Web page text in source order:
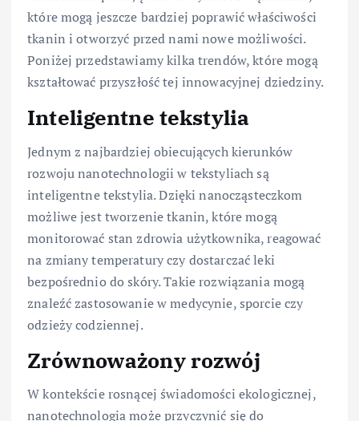
które mogą jeszcze bardziej poprawić właściwości
tkanin i otworzyć przed nami nowe możliwości.
Poniżej przedstawiamy kilka trendów, które mogą
kształtować przyszłość tej innowacyjnej dziedziny.
Inteligentne tekstylia
Jednym z najbardziej obiecujących kierunków
rozwoju nanotechnologii w tekstyliach są
inteligentne tekstylia. Dzięki nanocząsteczkom
możliwe jest tworzenie tkanin, które mogą
monitorować stan zdrowia użytkownika, reagować
na zmiany temperatury czy dostarczać leki
bezpośrednio do skóry. Takie rozwiązania mogą
znaleźć zastosowanie w medycynie, sporcie czy
odzieży codziennej.
Zrównoważony rozwój
W kontekście rosnącej świadomości ekologicznej,
nanotechnologia może przyczynić się do